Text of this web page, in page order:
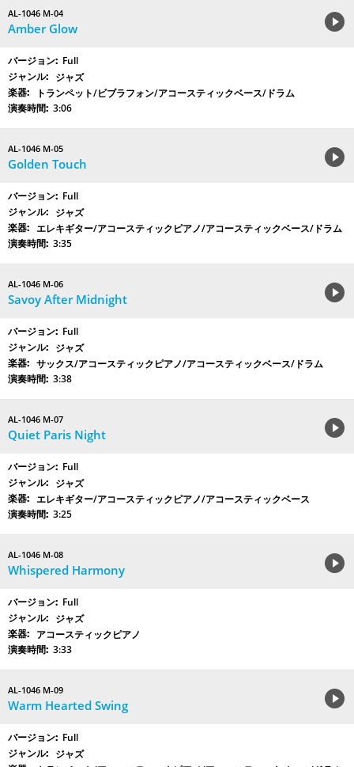
AL-1046 M-04
Amber Glow
Full
ジャズ
トランペット/ビブラフォン/アコースティックベース/ドラム
3:06
AL-1046 M-05
Golden Touch
Full
ジャズ
エレキギター/アコースティックピアノ/アコースティックベース/ドラム
3:35
AL-1046 M-06
Savoy After Midnight
Full
ジャズ
サックス/アコースティックピアノ/アコースティックベース/ドラム
3:38
AL-1046 M-07
Quiet Paris Night
Full
ジャズ
エレキギター/アコースティックピアノ/アコースティックベース
3:25
AL-1046 M-08
Whispered Harmony
Full
ジャズ
アコースティックピアノ
3:33
AL-1046 M-09
Warm Hearted Swing
Full
ジャズ